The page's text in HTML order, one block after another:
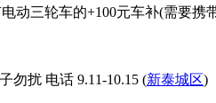
动三轮车的+100元车补(需要携
勿扰 电话 9.11-10.15 (新泰城区)